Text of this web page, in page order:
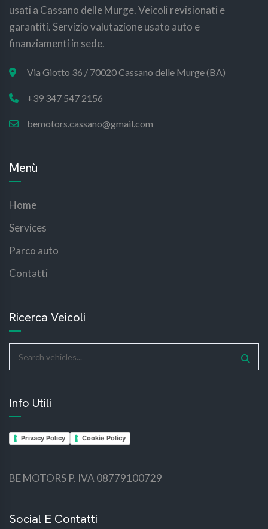
usati a Cassano delle Murge. Veicoli revisionati e
garantiti. Servizio valutazione usato auto e
finanziamenti in sede.
Via Giotto 36 / 70020 Cassano delle Murge (BA)
+39 347 547 2156
bemotors.cassano@gmail.com
Menù
Home
Services
Parco auto
Contatti
Ricerca Veicoli
Info Utili
Privacy Policy Cookie Policy
BE MOTORS P. IVA 08779100729
Social E Contatti